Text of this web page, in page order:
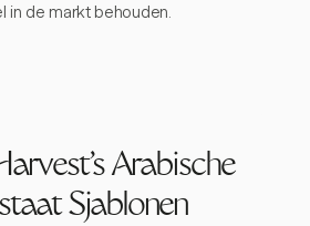
in de markt behouden.
Arabische
Sjablonen